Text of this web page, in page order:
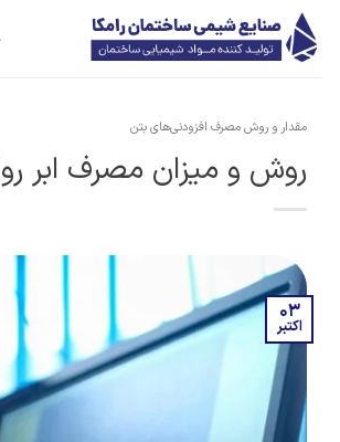
content
مقدار و روش مصرف افزودنی‌های بتن
روش و میزان مصرف ابر
03
اکتبر